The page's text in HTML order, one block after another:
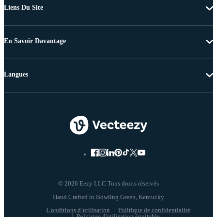
Liens Du Site
En Savoir Davantage
© 2026 Eezy LLC Tous droits réservés
Conditions d’utilisation
Politique de confidentialité
Langues